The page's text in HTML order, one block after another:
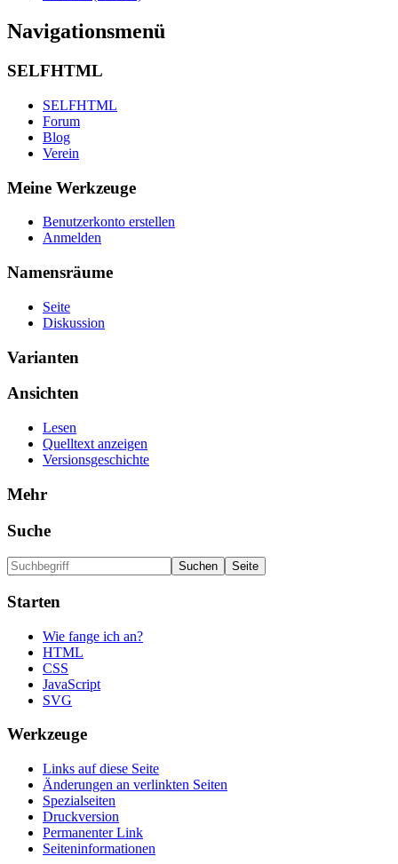
Navigationsmenü
SELFHTML
SELFHTML
Forum
Blog
Verein
Meine Werkzeuge
Benutzerkonto erstellen
Anmelden
Namensräume
Seite
Diskussion
Varianten
Ansichten
Lesen
Quelltext anzeigen
Versionsgeschichte
Mehr
Suche
Starten
Wie fange ich an?
HTML
CSS
JavaScript
SVG
Werkzeuge
Links auf diese Seite
Änderungen an verlinkten Seiten
Spezialseiten
Druckversion
Permanenter Link
Seiten­informationen